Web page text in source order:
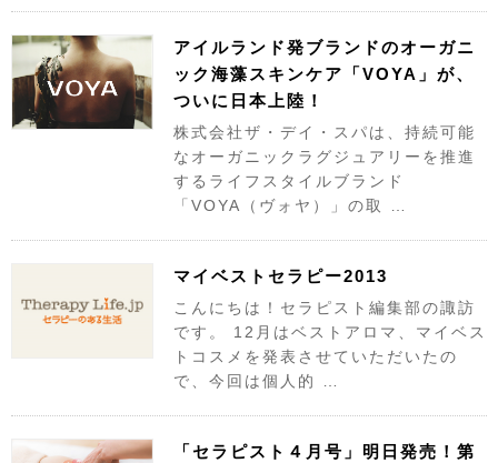
アイルランド発ブランドのオーガニ
ック海藻スキンケア「VOYA」が、
ついに日本上陸​！
株式会社ザ・デイ・スパは、持続可能
なオーガニックラグジュアリーを推進
するライフスタイルブランド
「VOYA（ヴォヤ）」の取 …
マイベストセラピー2013
こんにちは！セラピスト編集部の諏訪
です。 12月はベストアロマ、マイベス
トコスメを発表させていただいたの
で、今回は個人的 …
「セラピスト４月号」明日発売！第